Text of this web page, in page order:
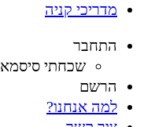
מדריכי קניה
התחבר
שכחתי סיסמא
הרשם
למה אנחנו?